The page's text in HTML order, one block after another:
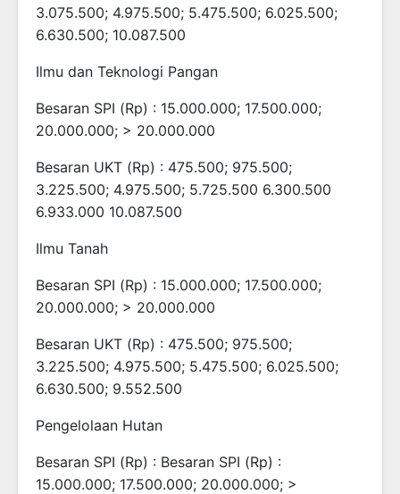
3.075.500; 4.975.500; 5.475.500; 6.025.500;
6.630.500; 10.087.500
Ilmu dan Teknologi Pangan
Besaran SPI (Rp) : 15.000.000; 17.500.000;
20.000.000; > 20.000.000
Besaran UKT (Rp) : 475.500; 975.500;
3.225.500; 4.975.500; 5.725.500 6.300.500
6.933.000 10.087.500
Ilmu Tanah
Besaran SPI (Rp) : 15.000.000; 17.500.000;
20.000.000; > 20.000.000
Besaran UKT (Rp) : 475.500; 975.500;
3.225.500; 4.975.500; 5.475.500; 6.025.500;
6.630.500; 9.552.500
Pengelolaan Hutan
Besaran SPI (Rp) : Besaran SPI (Rp) :
15.000.000; 17.500.000; 20.000.000; >